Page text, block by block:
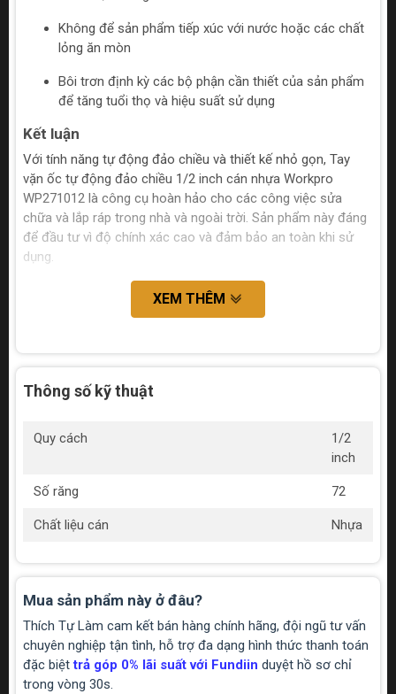
Không để sản phẩm tiếp xúc với nước hoặc các chất
lỏng ăn mòn
Bôi trơn định kỳ các bộ phận cần thiết của sản phẩm
để tăng tuổi thọ và hiệu suất sử dụng
Kết luận
Với tính năng tự động đảo chiều và thiết kế nhỏ gọn, Tay
vặn ốc tự động đảo chiều 1/2 inch cán nhựa Workpro
WP271012 là công cụ hoàn hảo cho các công việc sửa
chữa và lắp ráp trong nhà và ngoài trời. Sản phẩm này đáng
để đầu tư vì độ chính xác cao và đảm bảo an toàn khi sử
dụng.
XEM THÊM
Thông số kỹ thuật
Quy cách
1/2
inch
Số răng 72
Chất liệu cán Nhựa
Mua sản phẩm này ở đâu?
Thích Tự Làm cam kết bán hàng chính hãng, đội ngũ tư vấn
chuyên nghiệp tận tình, hỗ trợ đa dạng hình thức thanh toán
đặc biệttrả góp 0% lãi suất với Fundiin duyệt hồ sơ chỉ
trong vòng 30s.